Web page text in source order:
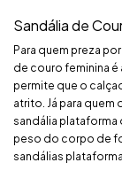
Sandália de
Para quem preza
de couro feminina é
permite que o
atrito. Já para quem
sandália
peso do corpo de
sandálias